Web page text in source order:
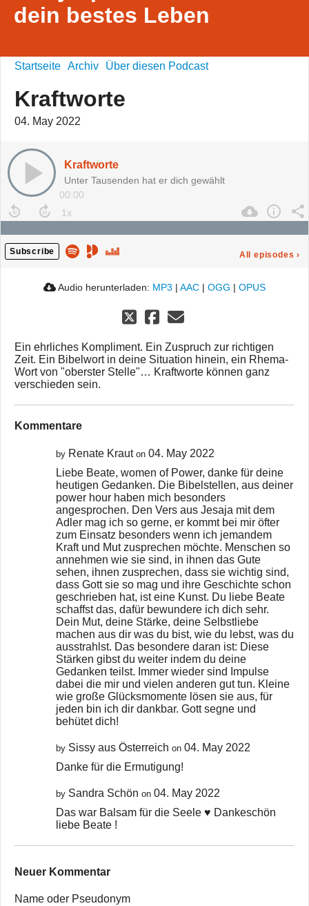
dein bestes Leben
Startseite Archiv Über diesen Podcast
Kraftworte
04. May 2022
Kraftworte
Unter Tausenden hat er dich gewählt
00:00
Subscribe All episodes ›
Audio herunterladen: MP3 | AAC | OGG | OPUS
Ein ehrliches Kompliment. Ein Zuspruch zur richtigen
Zeit. Ein Bibelwort in deine Situation hinein, ein Rhema-
Wort von "oberster Stelle"… Kraftworte können ganz
verschieden sein.
Kommentare
by Renate Kraut on 04. May 2022
Liebe Beate, women of Power, danke für deine
heutigen Gedanken. Die Bibelstellen, aus deiner
power hour haben mich besonders
angesprochen. Den Vers aus Jesaja mit dem
Adler mag ich so gerne, er kommt bei mir öfter
zum Einsatz besonders wenn ich jemandem
Kraft und Mut zusprechen möchte. Menschen so
annehmen wie sie sind, in ihnen das Gute
sehen, ihnen zusprechen, dass sie wichtig sind,
dass Gott sie so mag und ihre Geschichte schon
geschrieben hat, ist eine Kunst. Du liebe Beate
schaffst das, dafür bewundere ich dich sehr.
Dein Mut, deine Stärke, deine Selbstliebe
machen aus dir was du bist, wie du lebst, was du
ausstrahlst. Das besondere daran ist: Diese
Stärken gibst du weiter indem du deine
Gedanken teilst. Immer wieder sind Impulse
dabei die mir und vielen anderen gut tun. Kleine
wie große Glücksmomente lösen sie aus, für
jeden bin ich dir dankbar. Gott segne und
behütet dich!
by Sissy aus Österreich on 04. May 2022
Danke für die Ermutigung!
by Sandra Schön on 04. May 2022
Das war Balsam für die Seele ♥️ Dankeschön
liebe Beate !
Neuer Kommentar
Name oder Pseudonym